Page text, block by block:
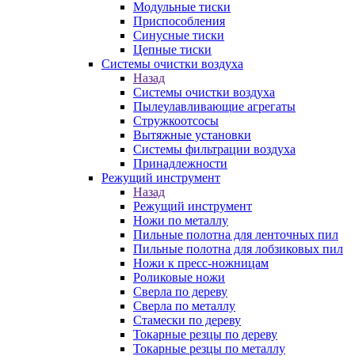
Модульные тиски
Приспособления
Синусные тиски
Цепные тиски
Системы очистки воздуха
Назад
Системы очистки воздуха
Пылеулавливающие агрегаты
Стружкоотсосы
Вытяжные установки
Системы фильтрации воздуха
Принадлежности
Режущий инструмент
Назад
Режущий инструмент
Ножи по металлу
Пильные полотна для ленточных пил
Пильные полотна для лобзиковых пил
Ножи к пресс-ножницам
Роликовые ножи
Сверла по дереву
Сверла по металлу
Стамески по дереву
Токарные резцы по дереву
Токарные резцы по металлу